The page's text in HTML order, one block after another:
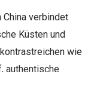
verbindet
Küsten und
wie
authentische